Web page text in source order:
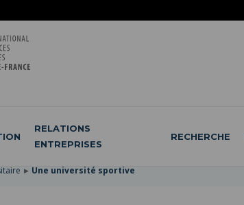
RELATIONS
ENTREPRISES
RECHERCHE
Une université sportive